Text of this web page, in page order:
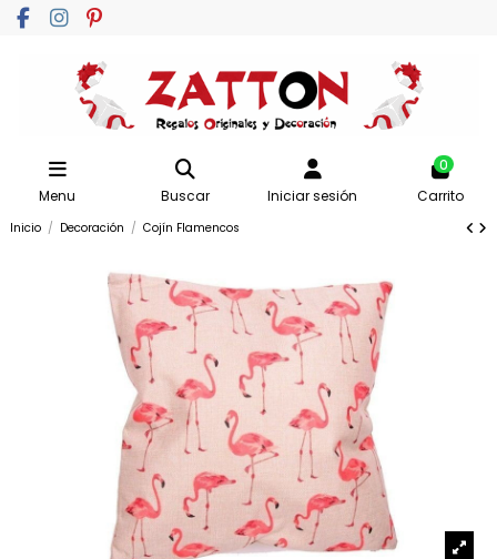
Menu Buscar Iniciar sesión
0
Carrito
Inicio Decoración Cojín Flamencos